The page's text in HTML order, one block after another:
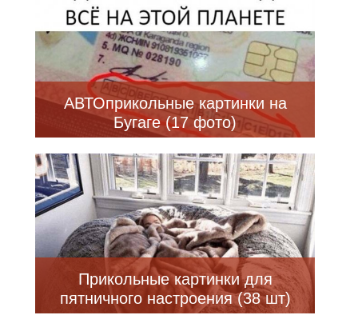
АВТОприкольные картинки на
Бугаге (17 фото)
Прикольные картинки для
пятничного настроения (38 шт)